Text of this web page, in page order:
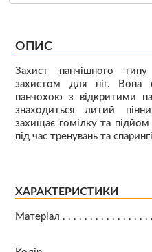
ОПИС
Захист панчішного
захистом для ніг. Вона
панчохою з відкритими
знаходиться литий
захищає гомілку та
під час тренувань та
ХАРАКТЕРИСТИКИ
Матеріал